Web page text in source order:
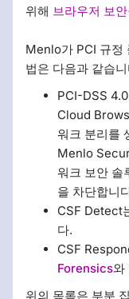
위해 브라우저 보
Menlo가 PCI 규정
법은 다음과 같습
PCI-DSS
Cloud
워크 분리를
Menlo
워크 보안 솔
을 차단합니
CSF Detect
다.
CSF
Forensics와
위의 목록은 부분